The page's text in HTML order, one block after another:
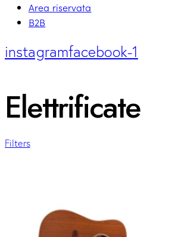
Area riservata
B2B
instagramfacebook-1
Elettrificate
Filters